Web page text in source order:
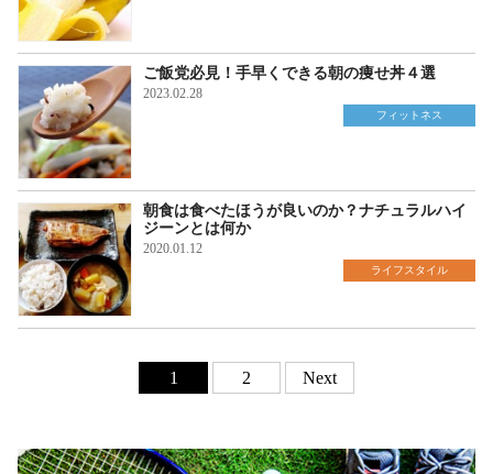
ご飯党必見！手早くできる朝の痩せ丼４選
2023.02.28
フィットネス
朝食は食べたほうが良いのか？ナチュラルハイ
ジーンとは何か
2020.01.12
ライフスタイル
1 2 Next